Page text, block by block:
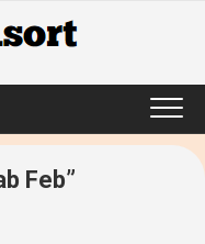
Feb”